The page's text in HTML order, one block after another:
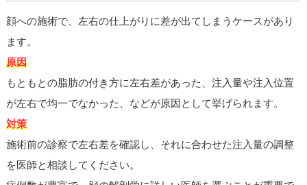
顔への施術で、左右の仕上がりに差が出てしまうケースがあり
ます。
原因
もともとの脂肪の付き方に左右差があった、注入量や注入位置
が左右で均一でなかった、などが原因として挙げられます。
対策
施術前の診察で左右差を確認し、それに合わせた注入量の調整
を医師と相談してください。